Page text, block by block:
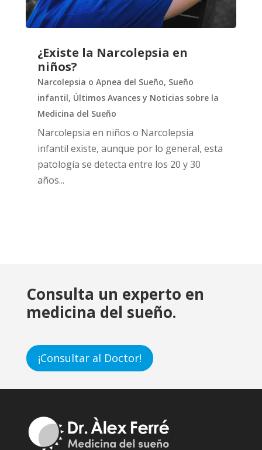
¿Existe la Narcolepsia en
niños?
Narcolepsia o Apnea del Sueño, Sueño
infantil, Últimos Avances y Noticias sobre la
Medicina del Sueño
Narcolepsia en niños o Narcolepsia
infantil existe, aunque por lo general, esta
patología se detecta entre los 20 y 30
años...
Consulta un experto en
medicina del sueño.
¡Consultar al Doctor!